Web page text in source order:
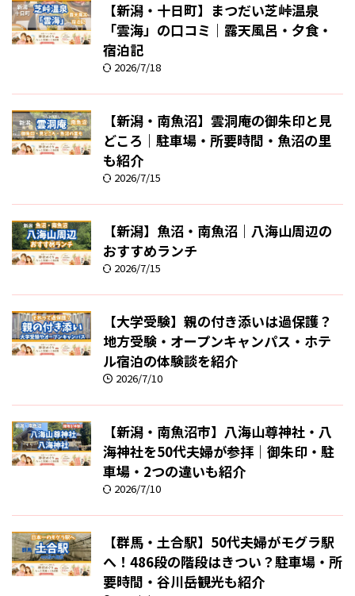
【新潟・十日町】まつだい芝峠温泉
「雲海」の口コミ｜露天風呂・夕食・
宿泊記
2026/7/18
【新潟・南魚沼】雲洞庵の御朱印と見
どころ｜駐車場・所要時間・魚沼の里
も紹介
2026/7/15
【新潟】魚沼・南魚沼｜八海山周辺の
おすすめランチ
2026/7/15
【大学受験】親の付き添いは過保護？
地方受験・オープンキャンパス・ホテ
ル宿泊の体験談を紹介
2026/7/10
【新潟・南魚沼市】八海山尊神社・八
海神社を50代夫婦が参拝｜御朱印・駐
車場・2つの違いも紹介
2026/7/10
【群馬・土合駅】50代夫婦がモグラ駅
へ！486段の階段はきつい？駐車場・所
要時間・谷川岳観光も紹介